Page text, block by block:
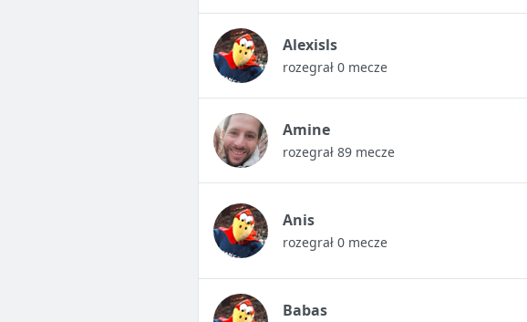
Alexisls
rozegrał 0 mecze
Amine
rozegrał 89 mecze
Anis
rozegrał 0 mecze
Babas